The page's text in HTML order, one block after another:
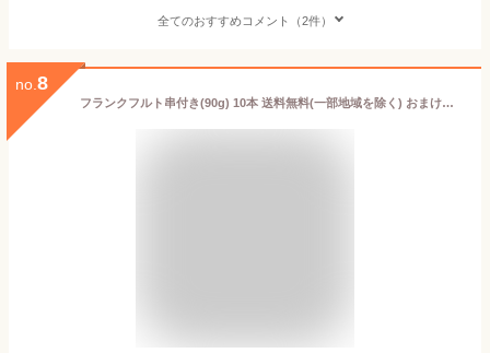
全てのおすすめコメント（2件）
no. 8
フランクフルト串付き(90g) 10本 送料無料(一部地域を除く) おまけ付★ 串付き ソーセージ バーベキュー BBQ キャンプ ホームパーティ パーティ 学園祭 文化祭 バザー 子供会 町内会 祭り イベント 誕生日会 屋台 縁日 業務用 大きめ フランク